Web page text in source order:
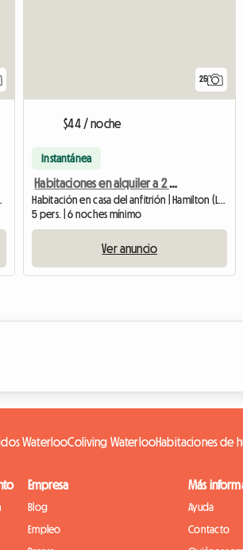
| 146 M2
25
$44 / noche
Instantánea
Habitaciones en alquiler a 2 minutos del autobús • Vista a la montaña
Habitación en casa del anfitrión | Hamilton (L8G 3W3) | 1500 M2
5 pers. | 6 noches mínimo
Ver anuncio
WaterlooColiving WaterlooHabitaciones de
Empresa
Blog
Empleo
Más
Ayuda
Contacto